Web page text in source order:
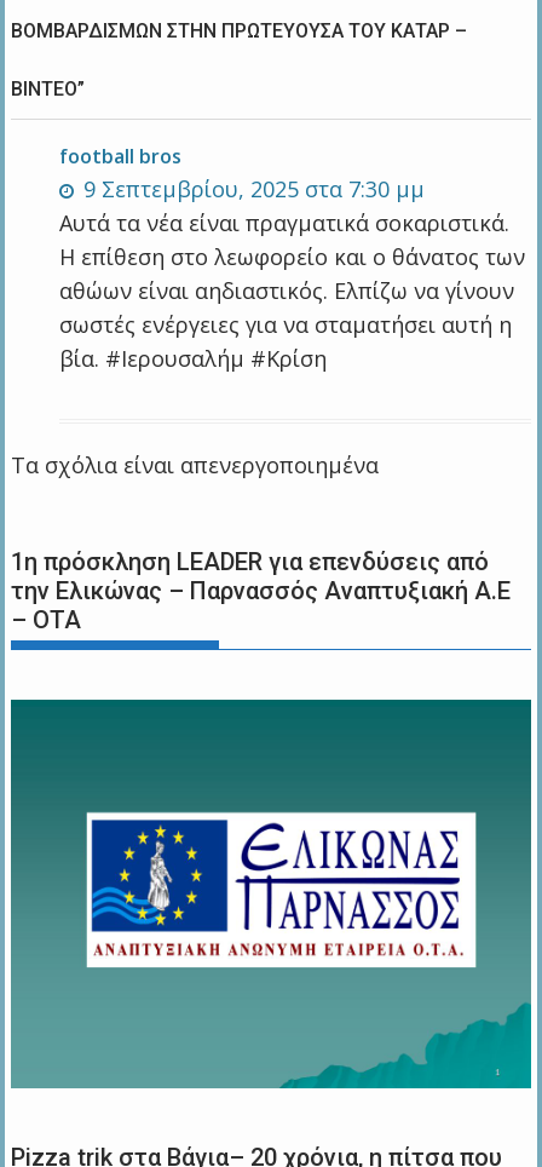
ΒΟΜΒΑΡΔΙΣΜΏΝ ΣΤΗΝ ΠΡΩΤΕΎΟΥΣΑ ΤΟΥ ΚΑΤΆΡ –
BΊΝΤΕΟ”
football bros
9 Σεπτεμβρίου, 2025 στα 7:30 μμ
Αυτά τα νέα είναι πραγματικά σοκαριστικά.
Η επίθεση στο λεωφορείο και ο θάνατος των
αθώων είναι αηδιαστικός. Ελπίζω να γίνουν
σωστές ενέργειες για να σταματήσει αυτή η
βία. #Ιερουσαλήμ #Κρίση
Τα σχόλια είναι απενεργοποιημένα
1η πρόσκληση LEADER για επενδύσεις από
την Ελικώνας – Παρνασσός Αναπτυξιακή Α.Ε
– ΟΤΑ
Pizza trik στα Βάγια– 20 χρόνια, η πίτσα που